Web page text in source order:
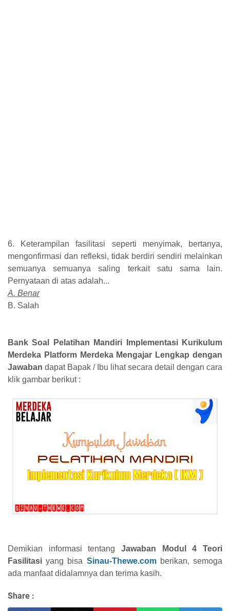
6. Keterampilan fasilitasi seperti menyimak, bertanya,
mengonfirmasi dan refleksi, tidak berdiri sendiri melainkan
semuanya semuanya saling terkait satu sama lain.
Pernyataan di atas adalah...
A. Benar
B. Salah
Bank Soal Pelatihan Mandiri Implementasi Kurikulum
Merdeka Platform Merdeka Mengajar Lengkap dengan
Jawaban dapat Bapak / Ibu lihat secara detail dengan cara
klik gambar berikut :
Demikian informasi tentang Jawaban Modul 4 Teori
Fasilitasi yang bisa Sinau-Thewe.comberikan, semoga
ada manfaat didalamnya dan terima kasih.
Share :